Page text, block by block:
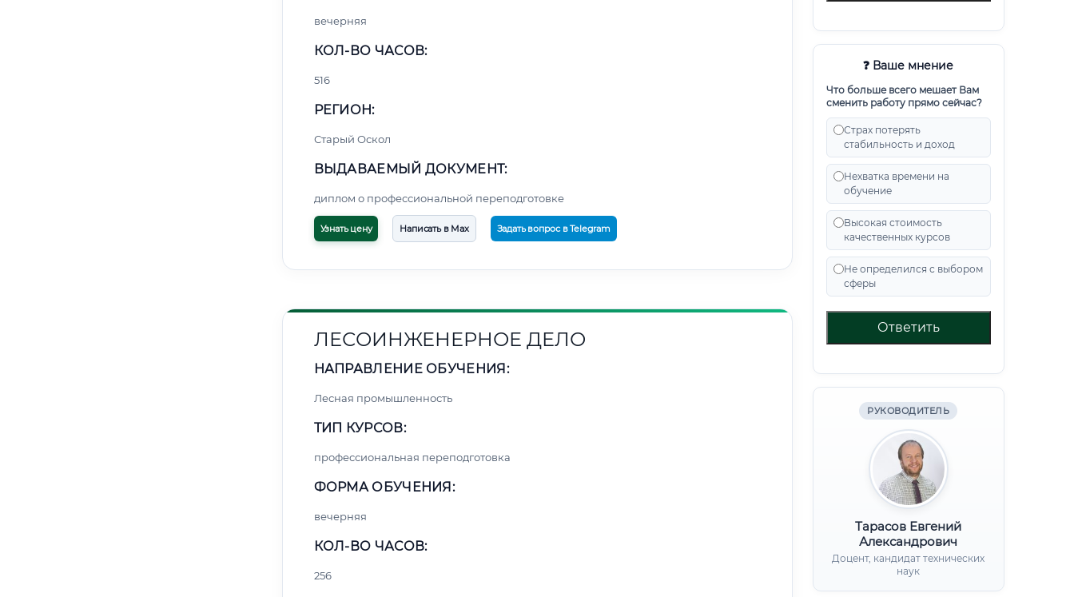
❓ Ваше мнение
Что больше всего мешает Вам
сменить работу прямо сейчас?
Страх потерять
стабильность и доход
Нехватка времени на
обучение
Высокая стоимость
качественных курсов
Не определился с выбором
сферы
Ответить
РУКОВОДИТЕЛЬ
Тарасов Евгений
Александрович
Доцент, кандидат технических
наук
вечерняя
КОЛ-ВО ЧАСОВ:
516
РЕГИОН:
Старый Оскол
ВЫДАВАЕМЫЙ ДОКУМЕНТ:
диплом о профессиональной переподготовке
Узнать цену Написать в Max Задать вопрос в Telegram
ЛЕСОИНЖЕНЕРНОЕ ДЕЛО
НАПРАВЛЕНИЕ ОБУЧЕНИЯ:
Лесная промышленность
ТИП КУРСОВ:
профессиональная переподготовка
ФОРМА ОБУЧЕНИЯ:
вечерняя
КОЛ-ВО ЧАСОВ:
256